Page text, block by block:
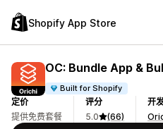
Shopify App Store
OC: Bundle App &
Built for Shopify
定价
提供免费套餐
评分
5.0
(66)
开